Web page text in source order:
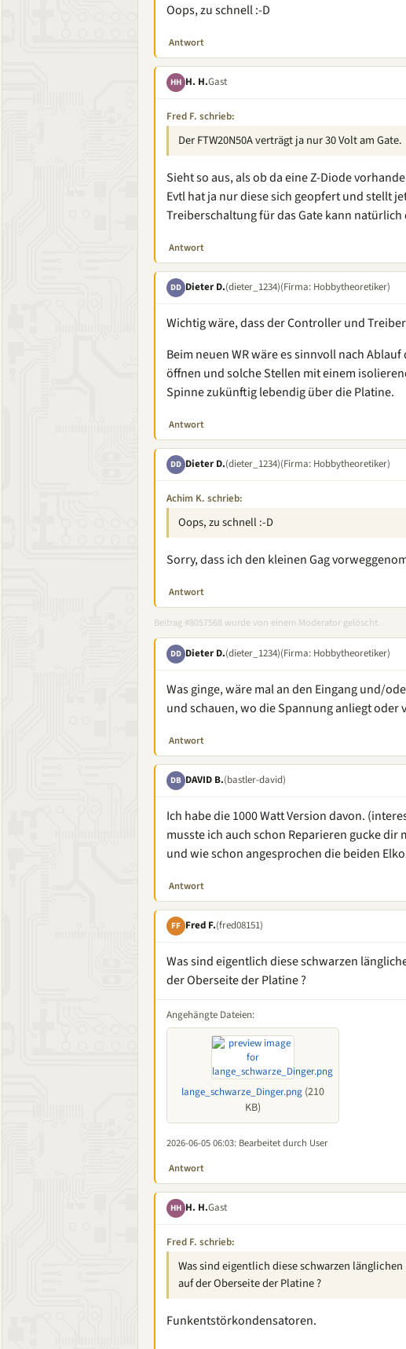
Oops, zu schnell :-D
Antwort
HH H. H.Gast
Fred F. schrieb:
Der FTW20N50A verträgt ja nur 30 Volt am Gate.
Sieht so aus, als ob da eine Z-Diode
Evtl hat ja nur diese sich geopfert und stellt
Treiberschaltung für das Gate kann
Antwort
DD Dieter D.(dieter_1234)(Firma: Hobbytheoretiker)
Wichtig wäre, dass der Controller und
Beim neuen WR wäre es sinnvoll nach
öffnen und solche Stellen mit einem
Spinne zukünftig lebendig über die Platine.
Antwort
DD Dieter D.(dieter_1234)(Firma: Hobbytheoretiker)
Achim K. schrieb:
Oops, zu schnell :-D
Sorry, dass ich den kleinen Gag
Antwort
Beitrag #8057568 wurde von einem Moderator gelöscht.
DD Dieter D.(dieter_1234)(Firma: Hobbytheoretiker)
Was ginge, wäre mal an den Eingang und/
und schauen, wo die Spannung anliegt oder
Antwort
DB DAVID B.(bastler-david)
Ich habe die 1000 Watt Version davon.
musste ich auch schon Reparieren gucke
und wie schon angesprochen die beiden
Antwort
FF Fred F.(fred08151)
Was sind eigentlich diese schwarzen
der Oberseite der Platine ?
Angehängte Dateien:
lange_schwarze_Dinger.png (210
KB)
2026-06-05 06:03: Bearbeitet durch User
Antwort
HH H. H.Gast
Fred F. schrieb:
Was sind eigentlich diese schwarzen
auf der Oberseite der Platine ?
Funkentstörkondensatoren.